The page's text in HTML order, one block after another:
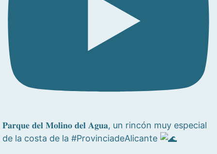
𝐏𝐚𝐫𝐪𝐮𝐞 𝐝𝐞𝐥 𝐌𝐨𝐥𝐢𝐧𝐨 𝐝𝐞𝐥 𝐀𝐠𝐮𝐚, un rincón muy especial
de la costa de la #ProvinciadeAlicante